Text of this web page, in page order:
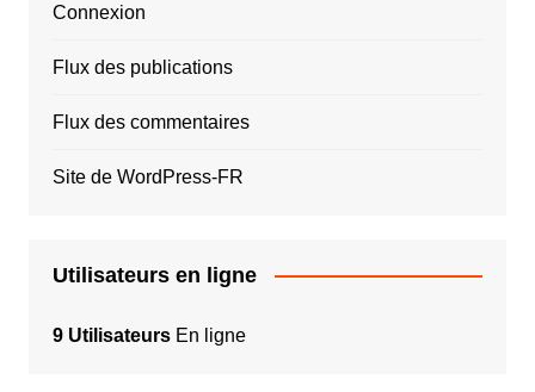
Connexion
Flux des publications
Flux des commentaires
Site de WordPress-FR
Utilisateurs en ligne
9 UtilisateursEn ligne